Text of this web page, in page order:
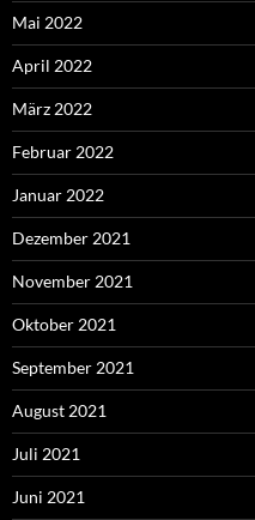
Mai 2022
April 2022
März 2022
Februar 2022
Januar 2022
Dezember 2021
November 2021
Oktober 2021
September 2021
August 2021
Juli 2021
Juni 2021